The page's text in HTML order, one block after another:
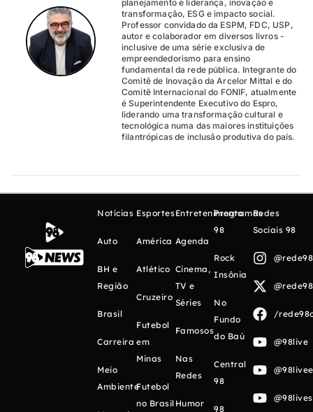
planejamento e liderança, inovação e
transformação, ESG e impacto social.
Professor convidado da ESPM, FDC, USP,
autor e colaborador em diversos livros -
inclusive de uma série exclusiva de
empreendedorismo para ensino
fundamental da rede pública. Integrante do
Comitê de Inovação da Arcelor Mittal e do
Comitê Internacional do FONIF, atualmente
é Superintendente Executivo do Espro,
liderando uma transformação cultural e
tecnológica numa das maiores instituições
filantrópicas de inclusão produtiva do país.
Notícias
Auto
BH e
Região
Brasil
Carreira
Meio
Ambiente
Esportes
América
Atlético
Cruzeiro
Futebol
em
Minas
Futebol
no Brasil
Entretenimento
Agenda
Cinema,
TV e
Séries
Famosos
Nas
Redes
Humor
Programas
98
Rock
Insônia
No
Fundo
do Baú
Central
98
98
Redes
Sociais 98
/
@98live